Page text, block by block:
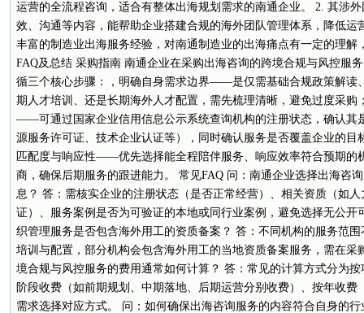
运营的全流程咨询，适合有整体出海规划需求的南通企业。 2. 其涉
效、沟通等内容，能帮助企业搭建合规的海外团队管理体系，降低运
丰富的制造业出海服务经验，对南通制造业的出海痛点有一定的理解
FAQ及总结 采购指南 南通企业在采购出海咨询的跨境合规与风控服
循三个核心步骤：，明确自身需求边界——是仅需基础合规政策解读
期人才培训、还是长期海外人才配置，需先梳理清晰，避免过度采购
——可通过国家企业信用信息公示系统查询机构的注册状态，确认其
源服务许可证、技术企业认证等），同时确认服务是否覆盖企业的目
匹配度与响应性——优先选择能全程陪伴服务、响应效率符合预期的
商，确保后期服务的跟进能力。 常见FAQ 问：南通企业选择出海咨
息？ 答：需核实企业的注册状态（是否正常经营）、相关资质（如
证）、服务案例是否为可验证的本地或同行业案例，避免选择无公开
织管理服务是否包含海外用工的资质备案？ 答：不同机构的服务范
培训与配置，部分机构会包含海外用工的当地资质备案服务，需在采
境合规与风控服务的费用通常如何计算？ 答：常见的计算方式分为
阶段收费（如前期规划、中期落地、后期运营分别收费）、按年收费
需求选择对应方式。 问：如何确保出海咨询服务的内容符合自身的